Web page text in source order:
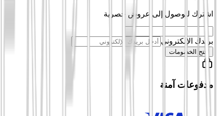
اشترك للوصول إلى عروض حصرية
بريدك الإلكتروني
افتح الخصومات
مدفوعات آمنة